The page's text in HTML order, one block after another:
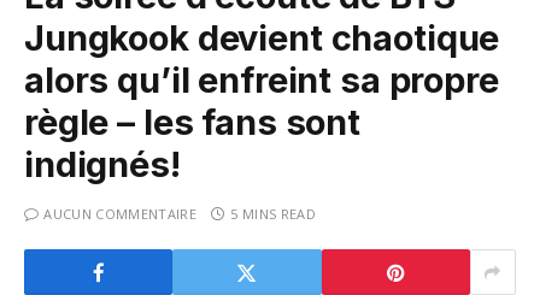
Jungkook devient chaotique
alors qu’il enfreint sa propre
règle – les fans sont
indignés!
AUCUN COMMENTAIRE 5 MINS READ